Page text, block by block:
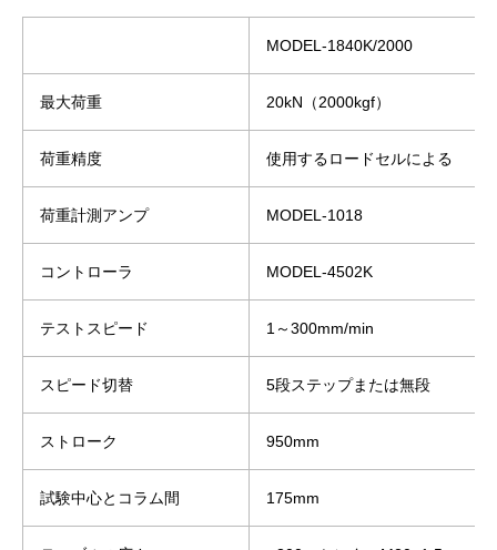
MODEL-1840K/2000
最大荷重 20kN（2000kgf）
荷重精度 使用するロードセルによる
荷重計測アンプ MODEL-1018
コントローラ MODEL-4502K
テストスピード 1～300mm/min
スピード切替 5段ステップまたは無段
ストローク 950mm
試験中心とコラム間 175mm